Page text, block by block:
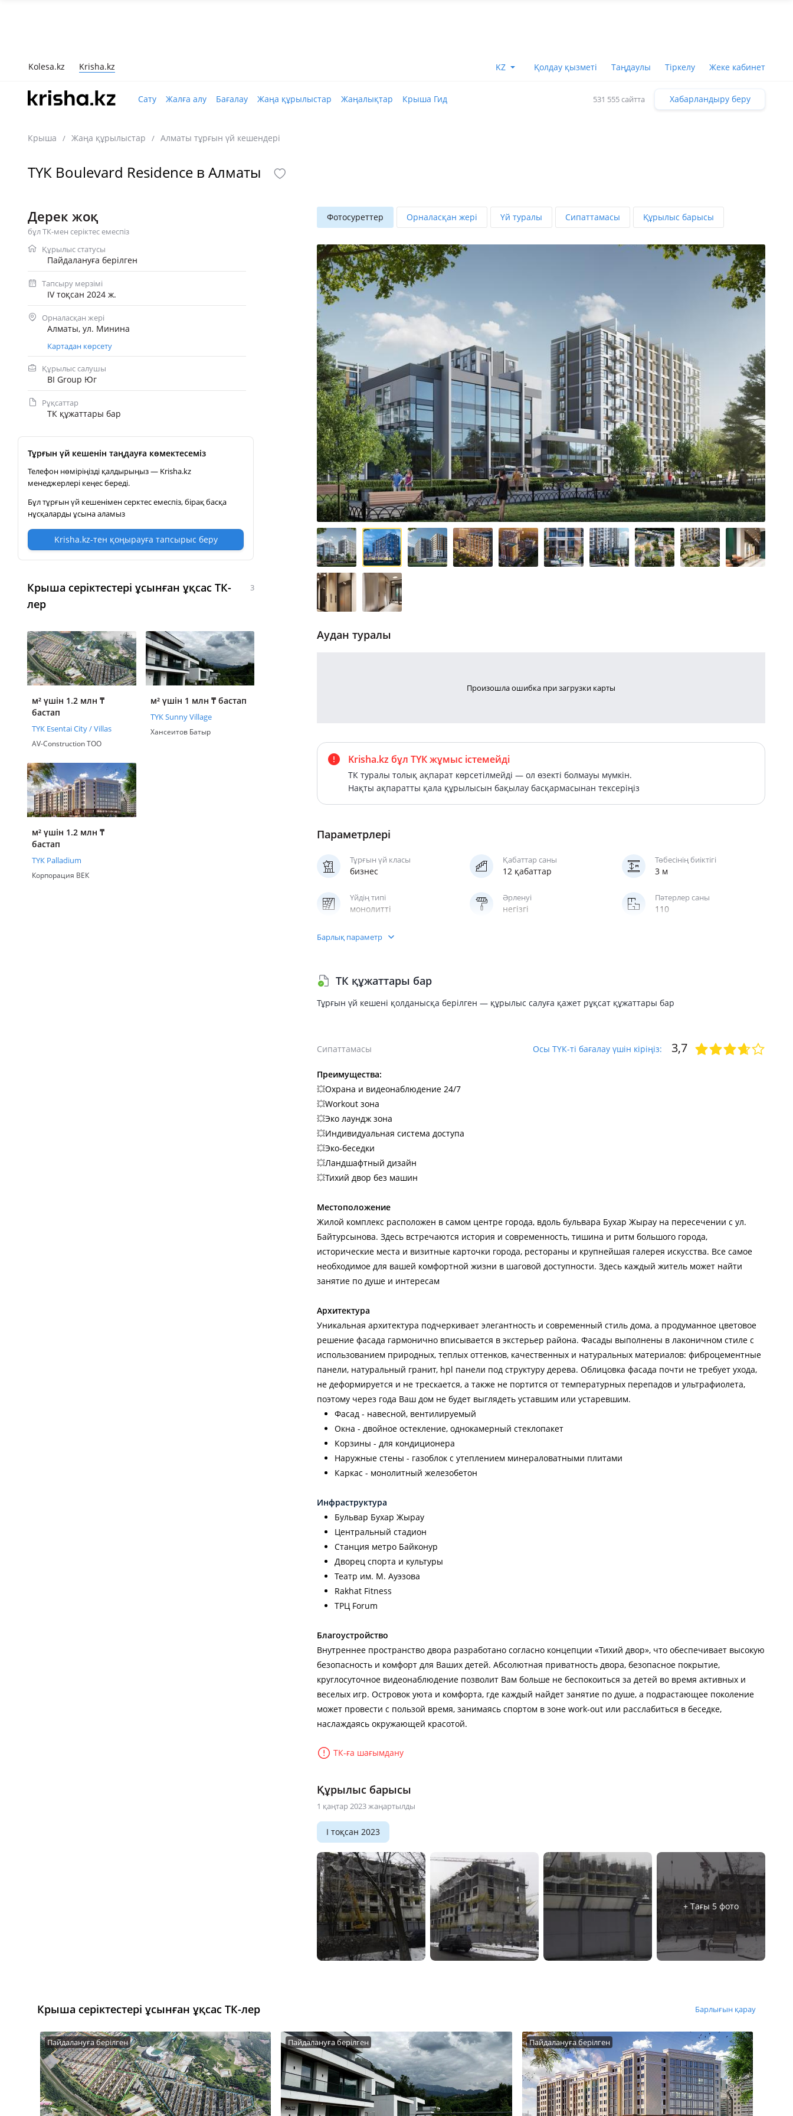
Kolesa.kz Krisha.kz KZ Қолдау қызметі Таңдаулы Тіркелу Жеке кабинет
Сату Жалға алу Бағалау Жаңа құрылыстар Жаңалықтар Крыша Гид 531 555 сайтта Хабарландыру беру
Крыша / Жаңа құрылыстар / Алматы тұрғын үй кешендері
ТҮК Boulevard Residence в Алматы
Дерек жоқ
бұл ТК-мен серіктес емеспіз
Құрылыс статусы
Пайдалануға берілген
Тапсыру мерзімі
IV тоқсан 2024 ж.
Орналасқан жері
Алматы, ул. Минина
Картадан көрсету
Құрылыс салушы
BI Group Юг
Рұқсаттар
ТК құжаттары бар
Тұрғын үй кешенін таңдауға көмектесеміз
Телефон нөміріңізді қалдырыңыз — Krisha.kz
менеджерлері кеңес береді.
Бұл тұрғын үй кешенімен серктес емеспіз, бірақ басқа
нұсқаларды ұсына аламыз
Krisha.kz-тен қоңырауға тапсырыс беру
Крыша серіктестері ұсынған ұқсас ТК-
лер
3
м² үшін 1.2 млн ₸
бастап
ТҮК Esentai City / Villas
AV-Construction ТОО
м² үшін 1 млн ₸бастап
ТҮК Sunny Village
Хансеитов Батыр
м² үшін 1.2 млн ₸
бастап
ТҮК Palladium
Корпорация ВЕК
Фотосуреттер Орналасқан жері Үй туралы Сипаттамасы Құрылыс барысы
Аудан туралы
Произошла ошибка при загрузки карты
Krisha.kz бұл ТҮК жұмыс істемейді
ТК туралы толық ақпарат көрсетілмейді — ол өзекті болмауы мүмкін.
Нақты ақпаратты қала құрылысын бақылау басқармасынан тексеріңіз
Параметрлері
Тұрғын үй класы
бизнес
Қабаттар саны
12 қабаттар
Төбесінің биіктігі
3 м
Үйдің типі
монолитті
Әрленуі
негізгі
Пәтерлер саны
110
Жеделсаты
Барлық параметр
ТК құжаттары бар
Тұрғын үй кешені қолданысқа берілген — құрылыс салуға қажет рұқсат құжаттары бар
Сипаттамасы Осы ТҮК-ті бағалау үшін кіріңіз: 3,7
Преимущества:
💥Охрана и видеонаблюдение 24/7
💥Workout зона
💥Эко лаундж зона
💥Индивидуальная система доступа
💥Эко-беседки
💥Ландшафтный дизайн
💥Тихий двор без машин
Местоположение
Жилой комплекс расположен в самом центре города, вдоль бульвара Бухар Жырау на пересечении с ул.
Байтурсынова. Здесь встречаются история и современность, тишина и ритм большого города,
исторические места и визитные карточки города, рестораны и крупнейшая галерея искусства. Все самое
необходимое для вашей комфортной жизни в шаговой доступности. Здесь каждый житель может найти
занятие по душе и интересам
Архитектура
Уникальная архитектура подчеркивает элегантность и современный стиль дома, а продуманное цветовое
решение фасада гармонично вписывается в экстерьер района. Фасады выполнены в лаконичном стиле с
использованием природных, теплых оттенков, качественных и натуральных материалов: фиброцементные
панели, натуральный гранит, hpl панели под структуру дерева. Облицовка фасада почти не требует ухода,
не деформируется и не трескается, а также не портится от температурных перепадов и ультрафиолета,
поэтому через года Ваш дом не будет выглядеть уставшим или устаревшим.
Фасад - навесной, вентилируемый
Окна - двойное остекление, однокамерный стеклопакет
Корзины - для кондиционера
Наружные стены - газоблок с утеплением минераловатными плитами
Каркас - монолитный железобетон
Инфраструктура
Бульвар Бухар Жырау
Центральный стадион
Станция метро Байконур
Дворец спорта и культуры
Театр им. М. Ауэзова
Rakhat Fitness
ТРЦ Forum
Благоустройство
Внутреннее пространство двора разработано согласно концепции «Тихий двор», что обеспечивает высокую
безопасность и комфорт для Ваших детей. Абсолютная приватность двора, безопасное покрытие,
круглосуточное видеонаблюдение позволит Вам больше не беспокоиться за детей во время активных и
веселых игр. Островок уюта и комфорта, где каждый найдет занятие по душе, а подрастающее поколение
может провести с пользой время, занимаясь спортом в зоне work-out или расслабиться в беседке,
наслаждаясь окружающей красотой.
ТК-ға шағымдану
Құрылыс барысы
1 қаңтар 2023 жаңартылды
I тоқсан 2023
+ Тағы 5 фото
Крыша серіктестері ұсынған ұқсас ТК-лер Барлығын қарау
Пайдалануға берілген Пайдалануға берілген Пайдалануға берілген